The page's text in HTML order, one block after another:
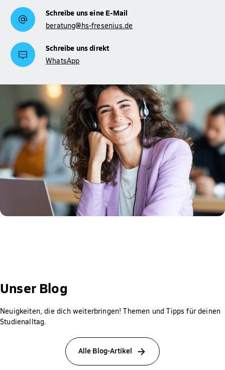
Schreibe uns eine E-Mail
beratung@hs-fresenius.de
Schreibe uns direkt
WhatsApp
Unser Blog
Neuigkeiten, die dich weiterbringen! Themen und Tipps für deinen
Studienalltag.
Alle Blog-Artikel